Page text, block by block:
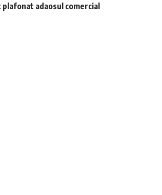
adaosul comercial